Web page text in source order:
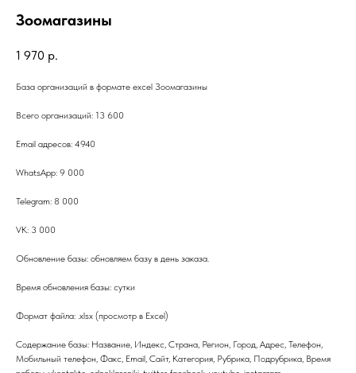
Зоомагазины
1 970 р.
База организаций в формате excel Зоомагазины
Всего организаций: 13 600
Email адресов: 4940
WhatsApp: 9 000
Telegram: 8 000
VK: 3 000
Обновление базы: обновляем базу в день заказа.
Время обновления базы: сутки
Формат файла: .xlsx (просмотр в Excel)
Содержание базы: Название, Индекс, Страна, Регион, Город, Адрес, Телефон,
Мобильный телефон, Факс, Email, Сайт, Категория, Рубрика, Подрубрика, Время